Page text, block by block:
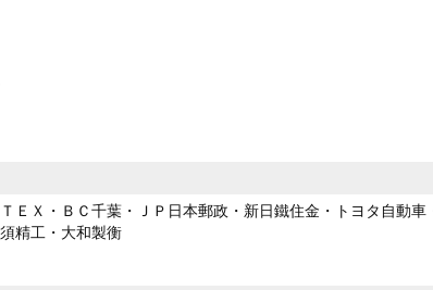
ＥＸ・ＢＣ千葉・ＪＰ日本郵政・新日鐵住金・トヨタ自動車
精工・大和製衡